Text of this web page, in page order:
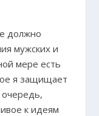
должно
мужских и
мере есть
я защищает
к идеям